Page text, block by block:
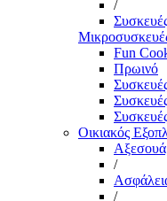
/
Fun
Πρωινό
Οικιακός
/
/